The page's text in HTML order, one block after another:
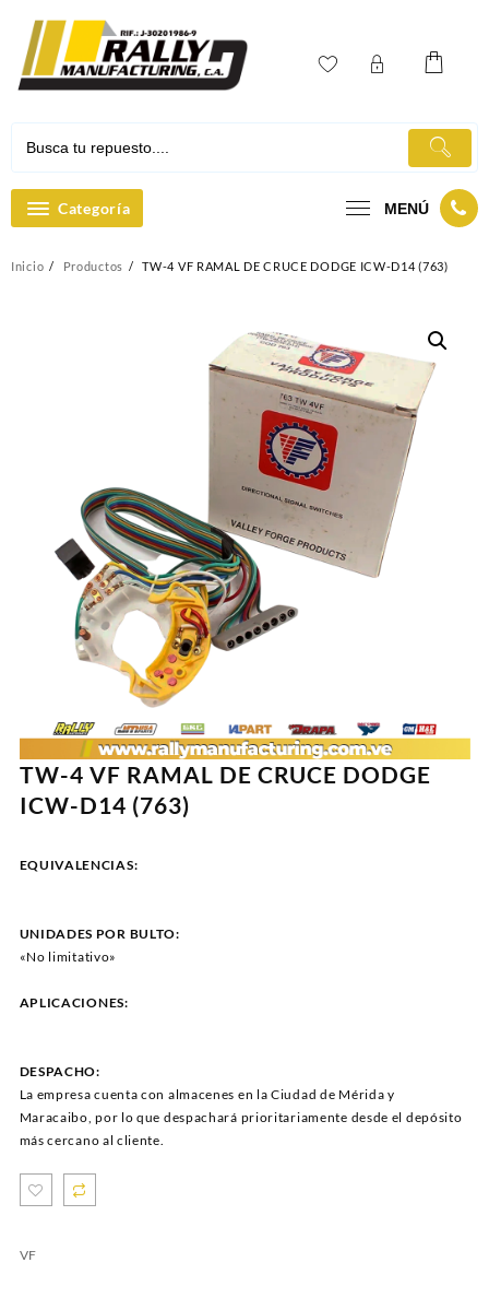
contenido
Categoría MENÚ
Inicio Productos TW-4 VF RAMAL DE CRUCE DODGE ICW-D14 (763)
TW-4 VF RAMAL DE CRUCE DODGE
ICW-D14 (763)
EQUIVALENCIAS:
UNIDADES POR BULTO:
«No limitativo»
APLICACIONES:
DESPACHO:
La empresa cuenta con almacenes en la Ciudad de Mérida y
Maracaibo, por lo que despachará prioritariamente desde el depósito
más cercano al cliente.
VF